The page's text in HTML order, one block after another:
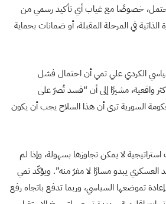
خصوصًا مع غياب أي تأكيد رسمي من
في المرحلة المقبلة، أو ضمانات بحماية
الكردي علي تمي أن احتمال فشل
واقعية، مشيرًا إلى أن “قسد تُصرّ على
السورية ترى أن هذا السلاح يجب أن يكون
لا يمكن تجاوزها بسهولة، وإذا لم
العسكري يبدو مسارًا لا مفرّ منه”. ويؤكّد تمي
تموضعها السياسي، وربما تدفع باتجاه رفع